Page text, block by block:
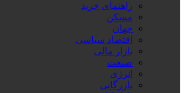
راهنمای خرید
مسکن
جهان
اقتصاد سیاسی
بازار مالی
صنعت
انرژی
بازرگانی